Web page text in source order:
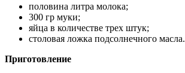
половина литра молока;
300 гр муки;
яйца в количестве трех штук;
столовая ложка подсолнечного масла.
Приготовление